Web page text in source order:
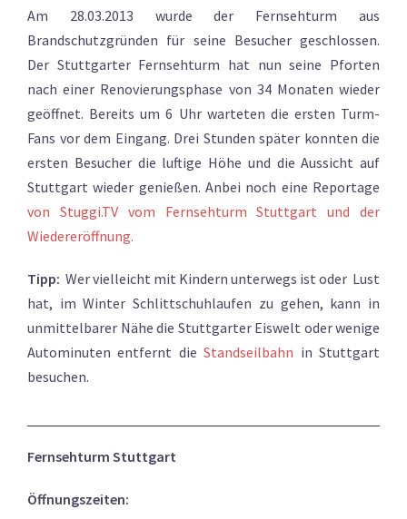
Am 28.03.2013 wurde der Fernsehturm aus
Brandschutzgründen für seine Besucher geschlossen.
Der Stuttgarter Fernsehturm hat nun seine Pforten
nach einer Renovierungsphase von 34 Monaten wieder
geöffnet. Bereits um 6 Uhr warteten die ersten Turm-
Fans vor dem Eingang. Drei Stunden später konnten die
ersten Besucher die luftige Höhe und die Aussicht auf
Stuttgart wieder genießen. Anbei noch eine Reportage
von Stuggi.TV vom Fernsehturm Stuttgart und der
Wiedereröffnung.
Tipp: Wer vielleicht mit Kindern unterwegs ist oder Lust
hat, im Winter Schlittschuhlaufen zu gehen, kann in
unmittelbarer Nähe die Stuttgarter Eiswelt oder wenige
Autominuten entfernt dieStandseilbahn in Stuttgart
besuchen.
Fernsehturm Stuttgart
Öffnungszeiten: